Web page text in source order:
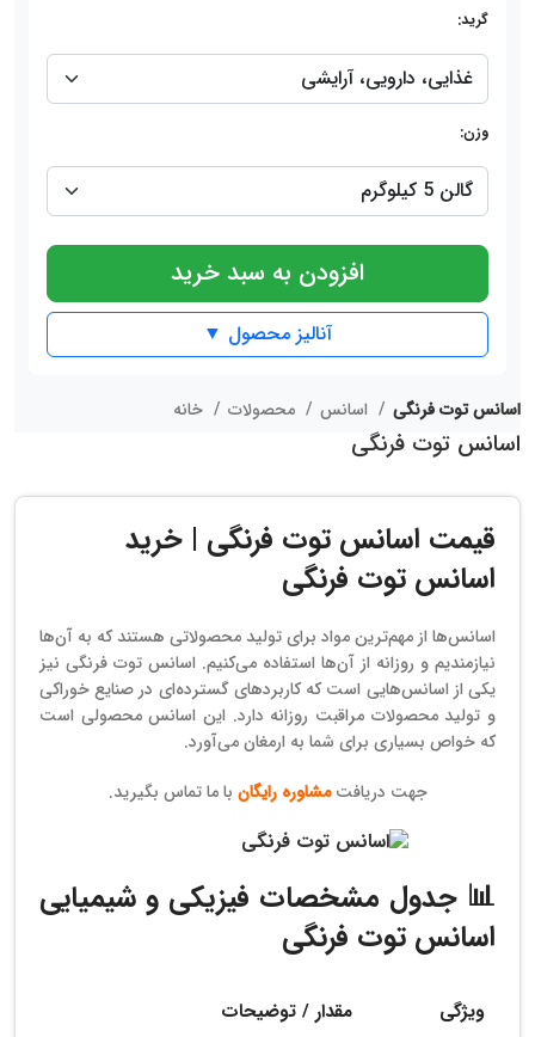
گرید:
وزن:
افزودن به سبد خرید
آنالیز محصول ▼
اسانس توت فرنگی
اسانس توت فرنگی
قیمت اسانس توت فرنگی | خرید
اسانس توت فرنگی
اسانس‌ها از مهم‌ترین مواد برای تولید محصولاتی هستند که به آن‌ها
نیازمندیم و روزانه از آن‌ها استفاده می‌کنیم. اسانس توت فرنگی نیز
یکی از اسانس‌هایی است که کاربردهای گسترده‌‌ای در صنایع خوراکی
و تولید محصولات مراقبت روزانه دارد. این اسانس محصولی است
که خواص بسیاری برای شما به ارمغان می‌آورد.
جهت دریافتمشاوره رایگان با ما تماس بگیرید.
📊 جدول مشخصات فیزیکی و شیمیایی
اسانس توت فرنگی
ویژگی مقدار / توضیحات